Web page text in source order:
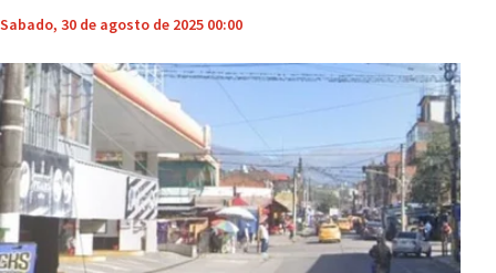
Sabado, 30 de agosto de 2025 00:00